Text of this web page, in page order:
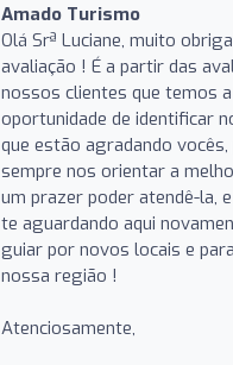
Amado Turismo
Olá Srª Luciane, muito
avaliação ! É a partir das
nossos clientes que temos a
oportunidade de identificar
que estão agradando
sempre nos orientar a
um prazer poder atendê-la,
te aguardando aqui
guiar por novos locais e
nossa região !
Atenciosamente,